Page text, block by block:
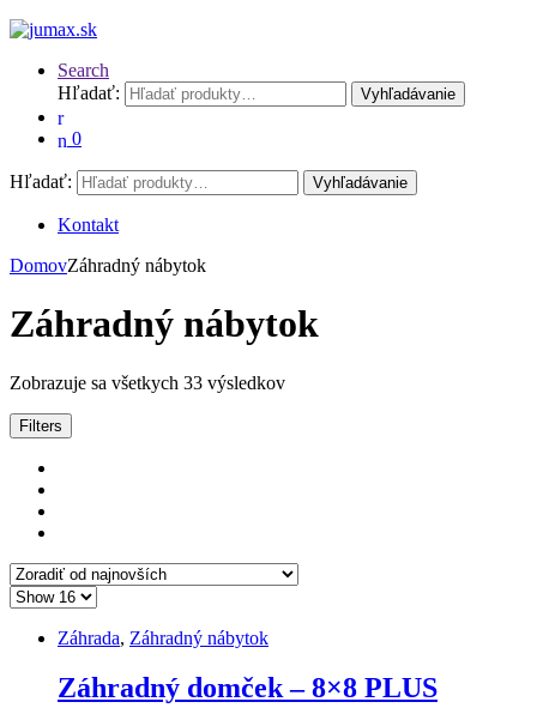
Search
Hľadať:
Vyhľadávanie
0
Hľadať: Vyhľadávanie
Kontakt
DomovZáhradný nábytok
Záhradný nábytok
Zobrazuje sa všetkych 33 výsledkov
Filters
Záhrada, Záhradný nábytok
Záhradný domček – 8×8 PLUS